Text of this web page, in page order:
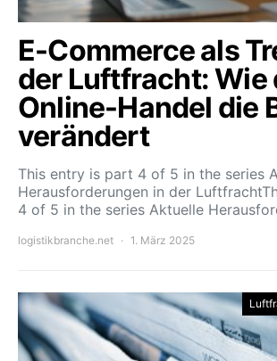
E-Commerce als
der Luftfracht: Wie
Online-Handel die
verändert
This entry is part 4 of 5 in the series
Herausforderungen in der
4 of 5 in the series Aktuelle
logistikbranche.net 1. März 2025